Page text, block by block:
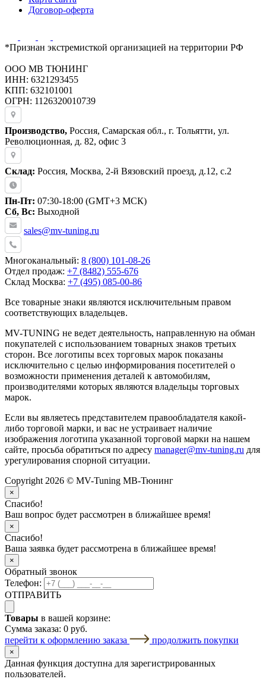
Договор-оферта
*Признан экстремисткой организацией на территории РФ
ООО МВ ТЮНИНГ
ИНН: 6321293455
КПП: 632101001
ОГРН: 1126320010739
Производство, Россия, Самарская обл., г. Тольятти, ул.
Революционная, д. 82, офис 3
Склад: Россия, Москва, 2-й Вязовский проезд, д.12, с.2
Пн-Пт: 07:30-18:00 (GMT+3 МСК)
Сб, Вс: Выходной
sales@mv-tuning.ru
Многоканальный: 8 (800) 101-08-26
Отдел продаж: +7 (8482) 555-676
Склад Москва: +7 (495) 085-00-86
Все товарные знаки являются исключительным правом
соответствующих владельцев.
MV-TUNING не ведет деятельность, направленную на обман
покупателей с использованием товарных знаков третьих
сторон. Все логотипы всех торговых марок показаны
исключительно с целью информирования посетителей о
возможности применения деталей к автомобилям,
производителями которых являются владельцы торговых
марок.
Если вы являетесь представителем правообладателя какой-
либо торговой марки, и вас не устраивает наличие
изображения логотипа указанной торговой марки на нашем
сайте, просьба обратиться по адресу manager@mv-tuning.ru для
урегулирования спорной ситуации.
Copyright 2026 © MV-Tuning МВ-Тюнинг
×
Спасибо!
Ваш вопрос будет рассмотрен в ближайшее время!
×
Спасибо!
Ваша заявка будет рассмотрена в ближайшее время!
×
Обратный звонок
Телефон:
ОТПРАВИТЬ
Товары в вашей корзине:
Сумма заказа: 0 руб.
перейти к оформлению заказа
продолжить покупки
×
Данная функция доступна для зарегистрированных
пользователей.